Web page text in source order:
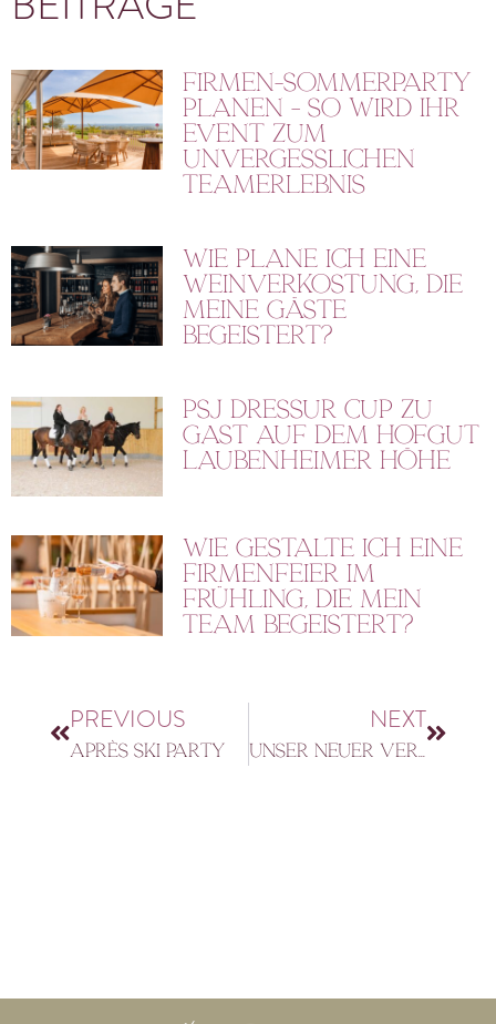
Firmen-Sommerparty
planen – So wird Ihr
Event zum
unvergesslichen
Teamerlebnis
Wie plane ich eine
Weinverkostung, die
meine Gäste
begeistert?
PSJ Dressur Cup zu
Gast auf dem Hofgut
Laubenheimer Höhe
Wie gestalte ich eine
Firmenfeier im
Frühling, die mein
Team begeistert?
PREVIOUS
Après Ski Party
NEXT
Unser neuer Veranstaltungs-kalender 2023